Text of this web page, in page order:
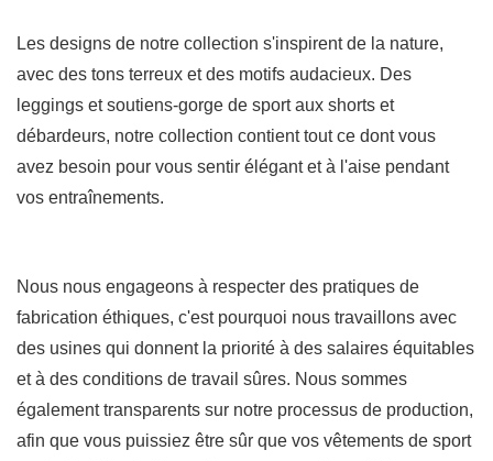
Les designs de notre collection s'inspirent de la nature,
avec des tons terreux et des motifs audacieux. Des
leggings et soutiens-gorge de sport aux shorts et
débardeurs, notre collection contient tout ce dont vous
avez besoin pour vous sentir élégant et à l'aise pendant
vos entraînements.
Nous nous engageons à respecter des pratiques de
fabrication éthiques, c'est pourquoi nous travaillons avec
des usines qui donnent la priorité à des salaires équitables
et à des conditions de travail sûres. Nous sommes
également transparents sur notre processus de production,
afin que vous puissiez être sûr que vos vêtements de sport